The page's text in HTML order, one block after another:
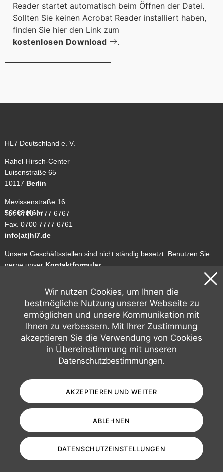
Reader startet automatisch beim Öffnen der Datei.
Sollten Sie keinen Acrobat Reader installiert haben,
finden Sie hier den Link zum
kostenlosen Download
.
HL7 Deutschland e. V.
Rahel-Hirsch-Center
Luisenstraße 65
10117 Berlin
Mevissenstraße 16
50668Köln
Tel. 0700 7777 6767
Fax. 0700 7777 6761
info(at)hl7.de
Unsere Geschäftsstellen sind nicht ständig besetzt. Benutzen Sie
gerne unser Kontaktformular.
HL7 Europe 🇪🇺 – hl7europe.org
HL7 D-A-CH Affiliates
Deutschland 🇩🇪 –hl7.de
Österreich 🇦🇹 – hl7.at
Schweiz 🇨🇭 –hl7.ch
Kontakt
2026 HL7 Deutschland e.V.
Wir nutzen Cookies, um Ihnen die
bestmögliche Nutzung unserer Webseite zu
ermöglichen und unsere Kommunikation mit
Ihnen zu verbessern. Mit Ihrer Zustimmung
akzeptieren Sie die Verwendung von Cookies
in Übereinstimmung mit unseren
Datenschutzbestimmungen.
AKZEPTIEREN UND WEITER
ABLEHNEN
DATENSCHUTZEINSTELLUNGEN